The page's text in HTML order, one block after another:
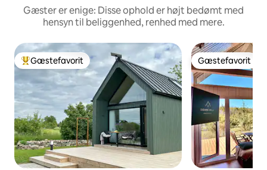
Gæster er enige: Disse ophold er højt bedømt med
hensyn til beliggenhed, renhed med mere.
Bedste gæstefavorit
Gæstefavorit Gæstefavorit
Gæstefavorit